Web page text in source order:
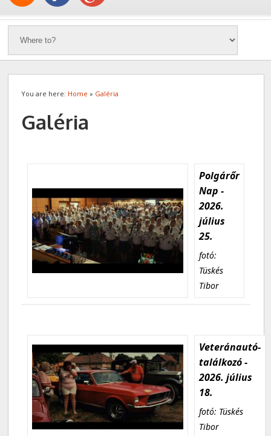
You are here: Home » Galéria
Galéria
Polgárőr
Nap -
2026.
július
25.
fotó:
Tüskés
Tibor
Veteránautó-
találkozó -
2026. július
18.
fotó: Tüskés
Tibor